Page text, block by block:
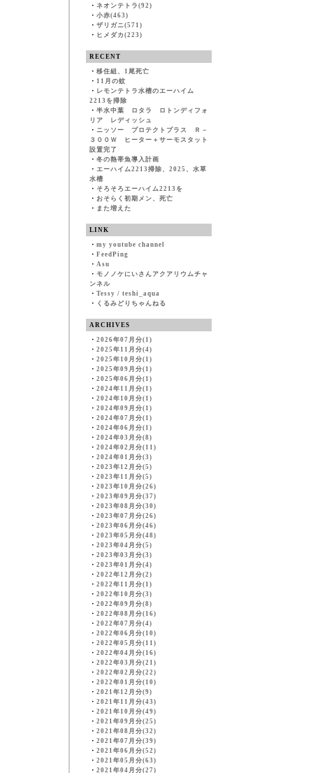
・ ネオンテトラ(92)
・ 小赤(463)
・ ザリガニ(571)
・ ヒメダカ(223)
RECENT
・ 移住組、1尾死亡
・ 11月の蚊
・ レモンテトラ水槽のエーハイム
2213を掃除
・ 半水中葉 ロタラ ロトンディフォ
リア レディッシュ
・ ニッソー プロテクトプラス Ｒ－
３００Ｗ ヒーター＋サーモスタット
設置完了
・ 冬の熱帯魚導入計画
・ エーハイム2213掃除、2025、水草
水槽
・ そろそろエーハイム2213を
・ おそらく初期メン、死亡
・ また増えた
LINK
・ my youtube channel
・ FeedPing
・ Asu
・ モノノケにいさんアクアリウムチャ
ンネル
・ Tessy / teshi_aqua
・ くるみどりちゃんねる
ARCHIVES
・ 2026年07月分(1)
・ 2025年11月分(4)
・ 2025年10月分(1)
・ 2025年09月分(1)
・ 2025年06月分(1)
・ 2024年11月分(1)
・ 2024年10月分(1)
・ 2024年09月分(1)
・ 2024年07月分(1)
・ 2024年06月分(1)
・ 2024年03月分(8)
・ 2024年02月分(11)
・ 2024年01月分(3)
・ 2023年12月分(5)
・ 2023年11月分(5)
・ 2023年10月分(26)
・ 2023年09月分(37)
・ 2023年08月分(30)
・ 2023年07月分(26)
・ 2023年06月分(46)
・ 2023年05月分(48)
・ 2023年04月分(5)
・ 2023年03月分(3)
・ 2023年01月分(4)
・ 2022年12月分(2)
・ 2022年11月分(1)
・ 2022年10月分(3)
・ 2022年09月分(8)
・ 2022年08月分(16)
・ 2022年07月分(4)
・ 2022年06月分(10)
・ 2022年05月分(11)
・ 2022年04月分(16)
・ 2022年03月分(21)
・ 2022年02月分(22)
・ 2022年01月分(10)
・ 2021年12月分(9)
・ 2021年11月分(43)
・ 2021年10月分(49)
・ 2021年09月分(25)
・ 2021年08月分(32)
・ 2021年07月分(39)
・ 2021年06月分(52)
・ 2021年05月分(63)
・ 2021年04月分(27)